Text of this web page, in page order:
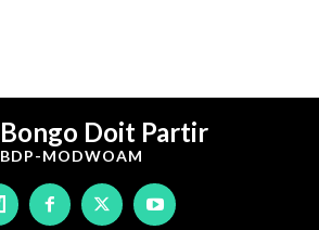
Bongo Doit Partir
BDP-MODWOAM